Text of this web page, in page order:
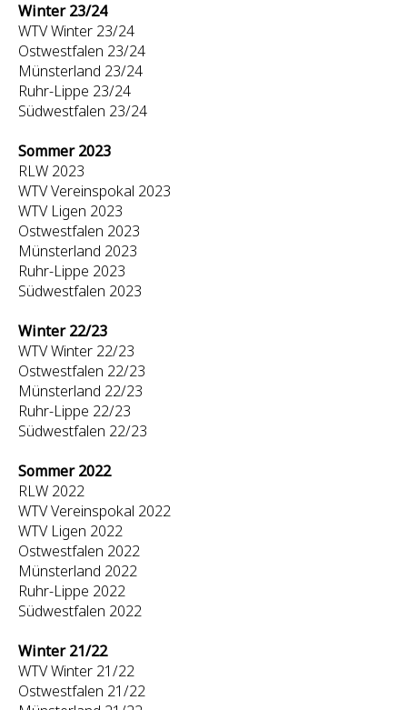
Winter 23/24
WTV Winter 23/24
Ostwestfalen 23/24
Münsterland 23/24
Ruhr-Lippe 23/24
Südwestfalen 23/24
Sommer 2023
RLW 2023
WTV Vereinspokal 2023
WTV Ligen 2023
Ostwestfalen 2023
Münsterland 2023
Ruhr-Lippe 2023
Südwestfalen 2023
Winter 22/23
WTV Winter 22/23
Ostwestfalen 22/23
Münsterland 22/23
Ruhr-Lippe 22/23
Südwestfalen 22/23
Sommer 2022
RLW 2022
WTV Vereinspokal 2022
WTV Ligen 2022
Ostwestfalen 2022
Münsterland 2022
Ruhr-Lippe 2022
Südwestfalen 2022
Winter 21/22
WTV Winter 21/22
Ostwestfalen 21/22